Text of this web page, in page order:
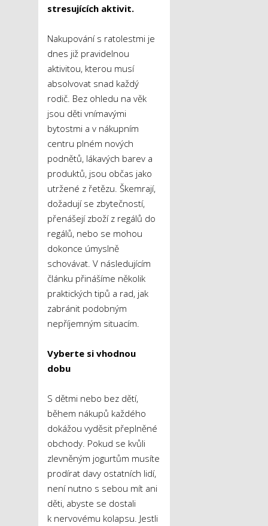
stresujících aktivit.
Nakupování s ratolestmi je
dnes již pravidelnou
aktivitou, kterou musí
absolvovat snad každý
rodič. Bez ohledu na věk
jsou děti vnímavými
bytostmi a v nákupním
centru plném nových
podnětů, lákavých barev a
produktů, jsou občas jako
utržené z řetězu. Škemrají,
dožadují se zbytečností,
přenášejí zboží z regálů do
regálů, nebo se mohou
dokonce úmyslně
schovávat. V následujícím
článku přinášíme několik
praktických tipů a rad, jak
zabránit podobným
nepříjemným situacím.
Vyberte si vhodnou
dobu
S dětmi nebo bez dětí,
během nákupů každého
dokážou vyděsit přeplněné
obchody. Pokud se kvůli
zlevněným jogurtům musíte
prodírat davy ostatních lidí,
není nutno s sebou mít ani
děti, abyste se dostali
k nervovému kolapsu. Jestli